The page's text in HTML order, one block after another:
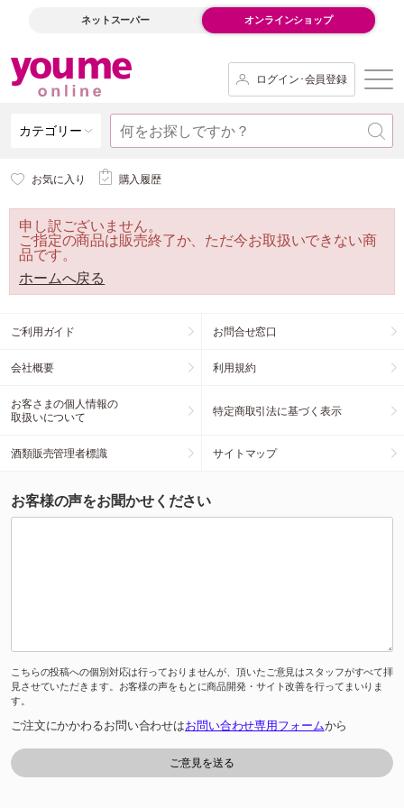
ネットスーパー オンラインショップ
ログイン･会員登録
カテゴリー
お気に入り 購入履歴
申し訳ございません。
ご指定の商品は販売終了か、ただ今お取扱いできない商
品です。
ホームへ戻る
ご利用ガイド お問合せ窓口
会社概要 利用規約
お客さまの個人情報の
取扱いについて
特定商取引法に基づく表示
酒類販売管理者標識 サイトマップ
お客様の声をお聞かせください
こちらの投稿への個別対応は行っておりませんが、頂いたご意見はスタッフがすべて拝
見させていただきます。お客様の声をもとに商品開発・サイト改善を行ってまいりま
す。
ご注文にかかわるお問い合わせはお問い合わせ専用フォームから